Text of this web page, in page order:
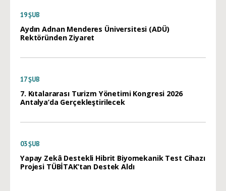
19ŞUB
Aydın Adnan Menderes Üniversitesi (ADÜ)
Rektöründen Ziyaret
17ŞUB
7. Kıtalararası Turizm Yönetimi Kongresi 2026
Antalya’da Gerçekleştirilecek
03ŞUB
Yapay Zekâ Destekli Hibrit Biyomekanik Test Cihazı
Projesi TÜBİTAK’tan Destek Aldı